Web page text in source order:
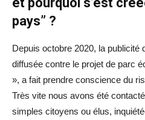
pays” ?
Depuis octobre 2020, la publicité
diffusée contre le projet de parc
», a fait prendre conscience du
Très vite nous avons été
simples citoyens ou élus,